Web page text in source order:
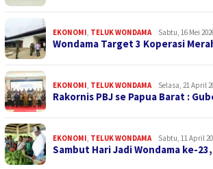
EKONOMI TELUK WONDAMA Sabtu, 16 Mei
Wondama Target 3 Koperasi
EKONOMI TELUK WONDAMA Selasa, 21 April
Rakornis PBJ se Papua Barat :
EKONOMI TELUK WONDAMA Sabtu, 11 April
Sambut Hari Jadi Wondama ke-